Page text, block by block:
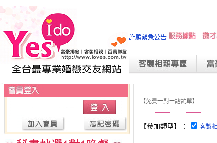
詐騙緊急公告:
【免費一對一諮詢單】
【參加類型】： 客製